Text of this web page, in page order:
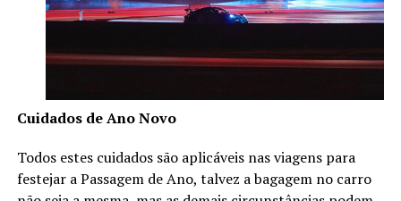
Cuidados de Ano Novo
Todos estes cuidados são aplicáveis nas viagens para
festejar a Passagem de Ano, talvez a bagagem no carro